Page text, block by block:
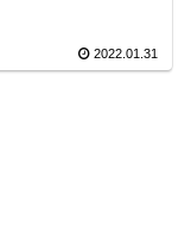
2022.01.31